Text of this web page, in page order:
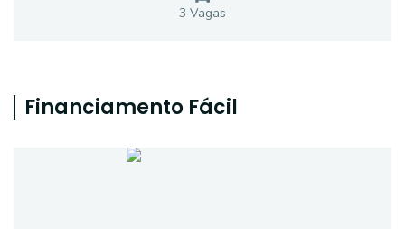
3 Vagas
Financiamento Fácil